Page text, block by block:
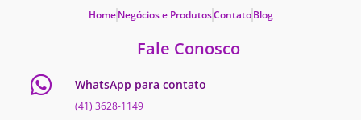
Home Negócios e ProdutosContato Blog
Fale Conosco
WhatsApp para contato
(41) 3628-1149